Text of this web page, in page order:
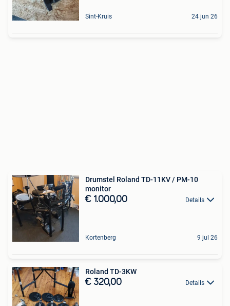
Sint-Kruis 24 jun 26
Drumstel Roland TD-11KV / PM-10
monitor
€ 1.000,00 Details
Kortenberg 9 jul 26
Roland TD-3KW
€ 320,00 Details